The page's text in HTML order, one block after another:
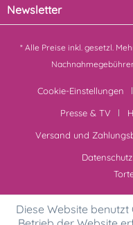
Newsletter
* Alle Preise inkl. gesetzl.
Cookie-Einstellungen
Presse & TV
Versand und
Datenschutz
Diese Website